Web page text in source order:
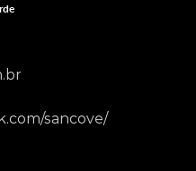
sancove/